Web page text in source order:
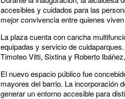
accesibles y cuidados para las
mejor convivencia entre quienes
La plaza cuenta con cancha
equipadas y servicio de
Timoteo Vitti, Sixtina y Roberto
El nuevo espacio público fue
mayores del barrio. La incorporación
generar un entorno accesible para